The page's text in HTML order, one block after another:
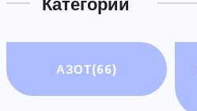
АЗОТ(66)